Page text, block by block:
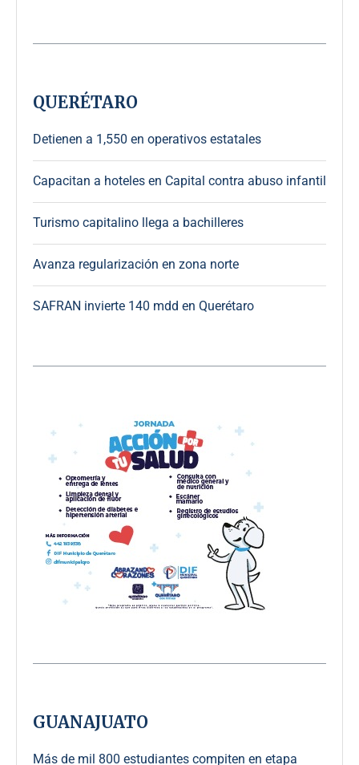
QUERÉTARO
Detienen a 1,550 en operativos estatales
Capacitan a hoteles en Capital contra abuso infantil
Turismo capitalino llega a bachilleres
Avanza regularización en zona norte
SAFRAN invierte 140 mdd en Querétaro
GUANAJUATO
Más de mil 800 estudiantes compiten en etapa